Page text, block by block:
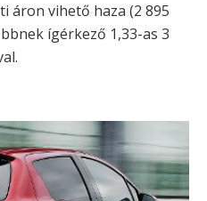
áron vihető haza (2 895
ígérkező 1,33-as 3